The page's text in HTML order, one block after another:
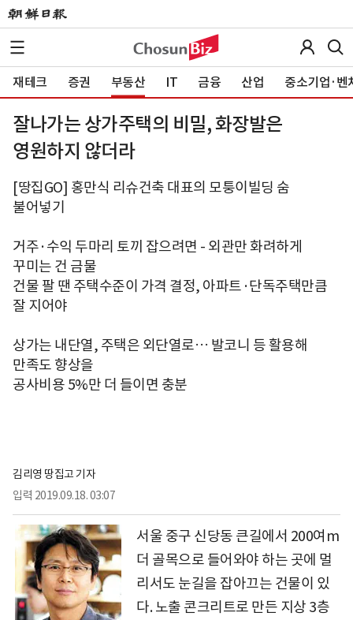
재테크 증권 부동산 IT 금융 산업 중소기업·벤
잘나가는 상가주택의 비밀, 화장발은
영원하지 않더라
[땅집GO] 홍만식 리슈건축 대표의 모퉁이빌딩 숨
불어넣기
거주·수익 두마리 토끼 잡으려면 - 외관만 화려하게
꾸미는 건 금물
건물 팔 땐 주택수준이 가격 결정, 아파트·단독주택만큼
잘 지어야
상가는 내단열, 주택은 외단열로… 발코니 등 활용해
만족도 향상을
공사비용 5%만 더 들이면 충분
김리영 땅집고 기자
입력 2019.09.18. 03:07
서울 중구 신당동 큰길에서 200여m
더 골목으로 들어와야 하는 곳에 멀
리서도 눈길을 잡아끄는 건물이 있
다. 노출 콘크리트로 만든 지상 3층